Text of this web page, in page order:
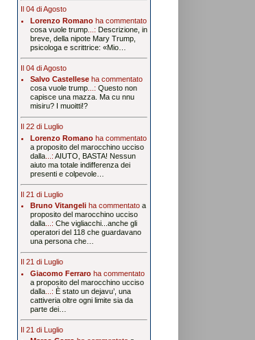
Il 04 di Agosto
Lorenzo Romanoha commentato
cosa vuole trump...: Descrizione, in
breve, della nipote Mary Trump,
psicologa e scrittrice: «Mio…
Il 04 di Agosto
Salvo Castelleseha commentato
cosa vuole trump...: Questo non
capisce una mazza. Ma cu nnu
misiru? I muoitti!?
Il 22 di Luglio
Lorenzo Romanoha commentato
a proposito del marocchino ucciso
dalla...: AIUTO, BASTA! Nessun
aiuto ma totale indifferenza dei
presenti e colpevole…
Il 21 di Luglio
Bruno Vitangeliha commentato a
proposito del marocchino ucciso
dalla...: Che vigliacchi...anche gli
operatori del 118 che guardavano
una persona che…
Il 21 di Luglio
Giacomo Ferraroha commentato
a proposito del marocchino ucciso
dalla...: È stato un dejavu’, una
cattiveria oltre ogni limite sia da
parte dei…
Il 21 di Luglio